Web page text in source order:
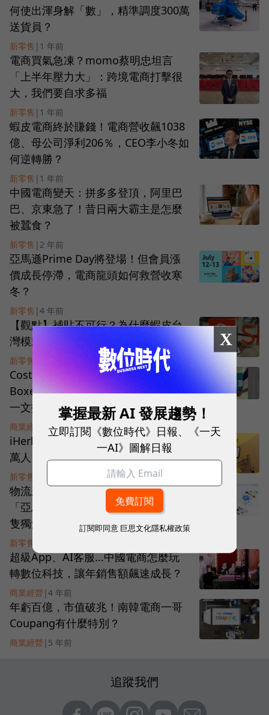
何使出渾身解「數」，精準調度300萬
送貨員？
新零售 | 1 年前
電商買氣急凍？momo蔡明忠坦言
「上半年壓力大」：跨境電商打擊很
大，我們要自求多福
新零售 | 1 年前
蝦皮電商終於賺錢！電商營收飆1038
億、母公司淨利206％，CEO李小冬如
何逆轉勝？
新零售 | 1 年前
中國電商變天：拼多多登頂，阿里巴
巴、京東急了！昔日兩大霸主是怎麼
被蠶食？
新零售 | 2 年前
亞馬遜Prime Day將登場！但會員漲
價成長停滯，電商龍頭如何救營收寒
冬？
新零售 | 4 年前
【觀點】補貼不可行？為什麼蝦皮台
灣模式在國際沒辦法複製貼上了？
新零售
Costco、亞馬遜夾擊，零售電商
Boxed如何殺出一條路、掛牌上市？
一文拆解佈局
商業經營 4 年前
iHerb暫停對台服務！鐵粉人數上看10
萬人，這間藥妝保健電商紅在哪？
新零售
物流新創Sendcloud靠4大優勢，提供
「亞馬遜級別」服務！將成歐洲下一
隻獨角獸？
新零售
超級App、AI客服...中國電商怎麼玩
轉數位科技，讓年銷售額飆速成長？
商業經營 | 4 年前
年虧百億，市值破兆！南韓電商一哥
Coupang有什麼特別？
商業經營 | 5 年前
追蹤我們
X
掌握最新 AI 發展趨勢！
立即訂閱《數位時代》日報、《一天
一AI》圖解日報
訂閱即同意 巨思文化隱私權政策